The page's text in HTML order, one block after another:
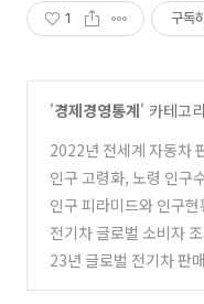
1 구독
'경제경영통계' 카테고
2022년 전세계 자동차
기차 판매량, 브랜드 순
인구 고령화, 노령 인구
2070년 추세보기
(0)
인구 피라미드와 인구
초혼연령, 1인가구까지
전기차 글로벌 소비자
배터리 소비자 인사이
23년 글로벌 전기차 판